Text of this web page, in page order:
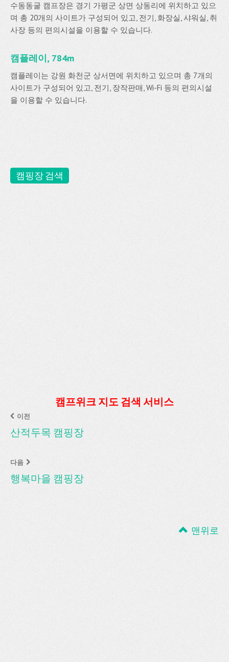
수동동굴 캠프장은 경기 가평군 상면 상동리에 위치하고 있으
며 총 20개의 사이트가 구성되어 있고, 전기, 화장실, 샤워실, 취
사장 등의 편의시설을 이용할 수 있습니다.
캠플레이, 784m
캠플레이는 강원 화천군 상서면에 위치하고 있으며 총 7개의
사이트가 구성되어 있고, 전기, 장작판매, Wi-Fi 등의 편의시설
을 이용할 수 있습니다.
캠핑장 검색
캠프위크 지도 검색 서비스
이전
산적두목 캠핑장
다음
행복마을 캠핑장
맨위로